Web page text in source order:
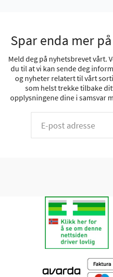
Spar enda mer
Meld deg på nyhetsbrevet vårt.
du til at vi kan sende deg
og nyheter relatert til vårt
som helst trekke tilbake
opplysningene dine i samsvar